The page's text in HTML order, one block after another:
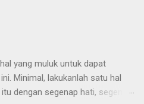
yang muluk untuk dapat
Minimal, lakukanlah satu hal
dengan segenap hati, segenap